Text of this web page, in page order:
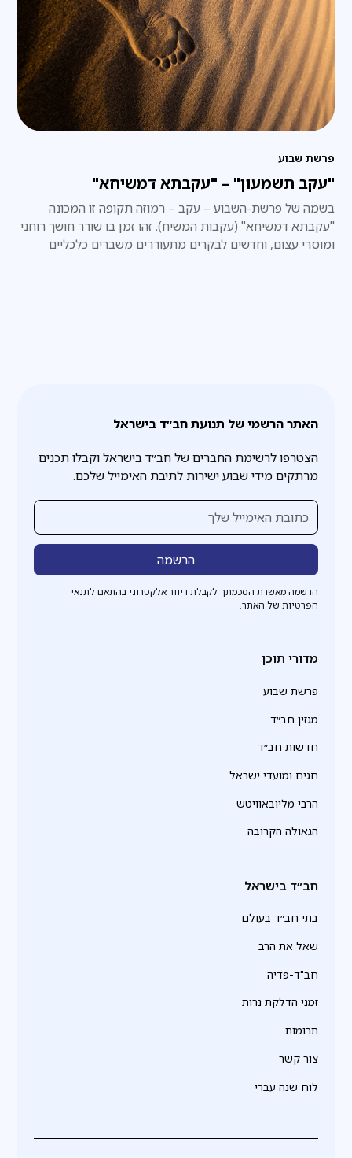
פרשת שבוע
"עקב תשמעון" – "עקבתא דמשיחא"
בשמה של פרשת-השבוע – עקב – רמוזה תקופה זו המכונה
"עקבתא דמשיחא" (עקבות המשיח). זהו זמן בו שורר חושך רוחני
ומוסרי עצום, וחדשים לבקרים מתעוררים משברים כלכליים
האתר הרשמי של תנועת חב״ד בישראל
הצטרפו לרשימת החברים של חב״ד בישראל וקבלו תכנים
מרתקים מידי שבוע ישירות לתיבת האימייל שלכם.
הרשמה מאשרת הסכמתך לקבלת דיוור אלקטרוני בהתאם לתנאי
הפרטיות של האתר.
מדורי תוכן
פרשת שבוע
מגזין חב״ד
חדשות חב״ד
חגים ומועדי ישראל
הרבי מליובאוויטש
הגאולה הקרובה
חב״ד בישראל
בתי חב״ד בעולם
שאל את הרב
חב"ד-פדיה
זמני הדלקת נרות
תרומות
צור קשר
לוח שנה עברי